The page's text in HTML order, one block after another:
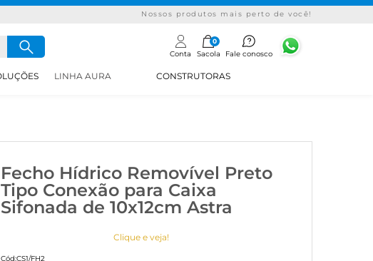
Nossos produtos mais perto de você!
LINHA AURA CONSTRUTORAS
Conta
0
Sacola Fale conosco
Fecho Hídrico Removível Preto
Tipo Conexão para Caixa
Sifonada de 10x12cm Astra
Clique e veja!
Cód:CS1/FH2